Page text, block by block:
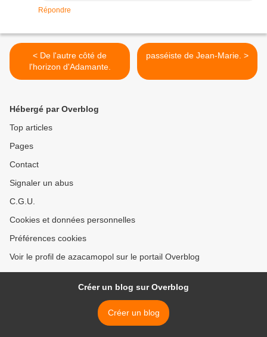
Répondre
< De l'autre côté de
l'horizon d'Adamante.
passéiste de Jean-Marie. >
Hébergé par Overblog
Top articles
Pages
Contact
Signaler un abus
C.G.U.
Cookies et données personnelles
Préférences cookies
Voir le profil de azacamopol sur le portail Overblog
Créer un blog sur Overblog
Créer un blog